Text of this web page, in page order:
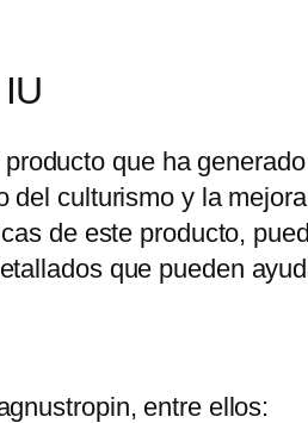
que ha
culturismo y la
de este producto,
que pueden
entre ellos: